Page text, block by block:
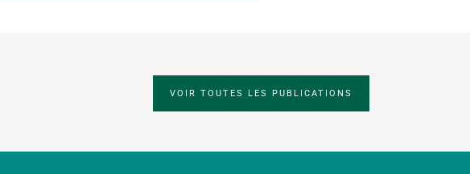
VOIR TOUTES LES PUBLICATIONS